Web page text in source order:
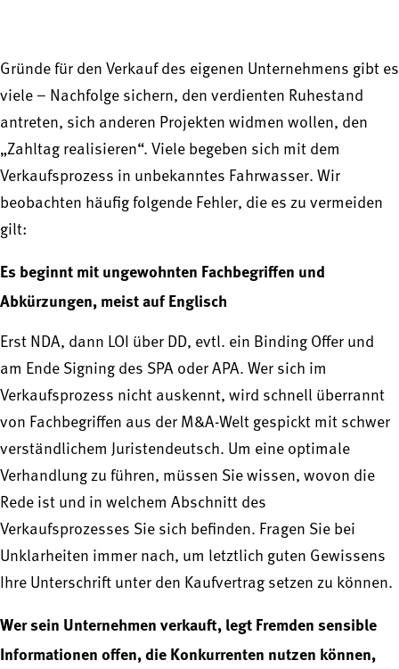
Gründe für den Verkauf des eigenen Unternehmens gibt es
viele – Nachfolge sichern, den verdienten Ruhestand
antreten, sich anderen Projekten widmen wollen, den
„Zahltag realisieren“. Viele begeben sich mit dem
Verkaufsprozess in unbekanntes Fahrwasser. Wir
beobachten häufig folgende Fehler, die es zu vermeiden
gilt:
Es beginnt mit ungewohnten Fachbegriffen und
Abkürzungen, meist auf Englisch
Erst NDA, dann LOI über DD, evtl. ein Binding Offer und
am Ende Signing des SPA oder APA. Wer sich im
Verkaufsprozess nicht auskennt, wird schnell überrannt
von Fachbegriffen aus der M&A-Welt gespickt mit schwer
verständlichem Juristendeutsch. Um eine optimale
Verhandlung zu führen, müssen Sie wissen, wovon die
Rede ist und in welchem Abschnitt des
Verkaufsprozesses Sie sich befinden. Fragen Sie bei
Unklarheiten immer nach, um letztlich guten Gewissens
Ihre Unterschrift unter den Kaufvertrag setzen zu können.
Wer sein Unternehmen verkauft, legt Fremden sensible
Informationen offen, die Konkurrenten nutzen können,